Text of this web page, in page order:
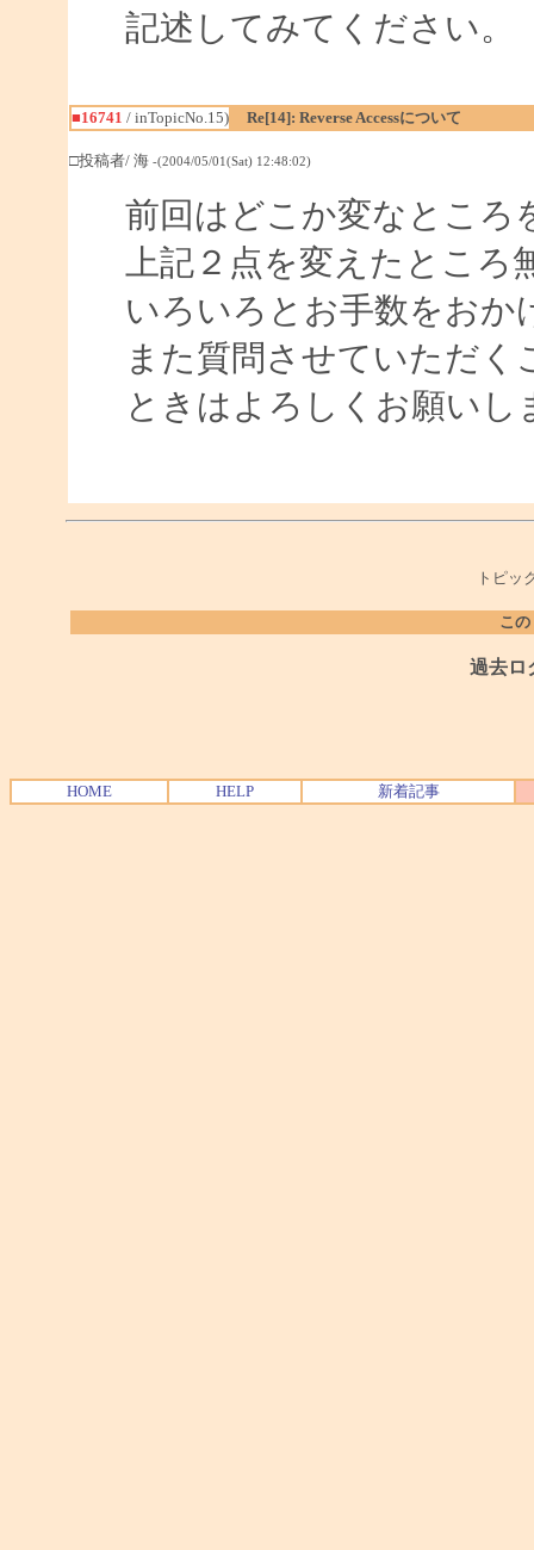
記述してみてください。
■16741 / inTopicNo.15) Re[14]: Reverse Accessについて
□投稿者/ 海 -(2004/05/01(Sat) 12:48:02)
前回はどこか変なところ
上記２点を変えたとこ
いろいろとお手数をおか
また質問させていただ
ときはよろしくお願いし
トピッ
こ
過去ロ
HOME HELP 新着記事